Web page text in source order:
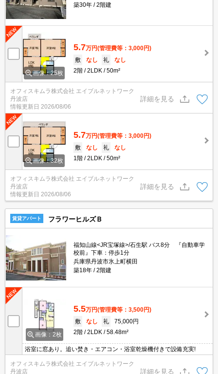
築30年
2階建
画像：25枚
5.7万円(管理費等：3,000円)
敷
なし 礼
なし
2階
2LDK 50m²
オフィスキムラ株式会社 エイブルネットワーク
丹波店
情報更新日 2026/08/06
詳細を見る
画像：32枚
5.7万円(管理費等：3,000円)
敷
なし 礼
なし
1階
2LDK 50m²
オフィスキムラ株式会社 エイブルネットワーク
丹波店
情報更新日 2026/08/06
詳細を見る
賃貸アパート フラワーヒルズＢ
福知山線<JR宝塚線>/石生駅 バス8分 『自動車学
校前』下車：停歩1分
兵庫県丹波市氷上町横田
築18年
2階建
画像：2枚
5.5万円(管理費等：3,500円)
敷
なし 礼
75,000円
2階
2LDK 58.48m²
浴室に窓あり。追い焚き・エアコン・浴室乾燥機付きで設備充実!
オフィスキムラ株式会社 エイブルネットワーク
丹波店
詳細を見る